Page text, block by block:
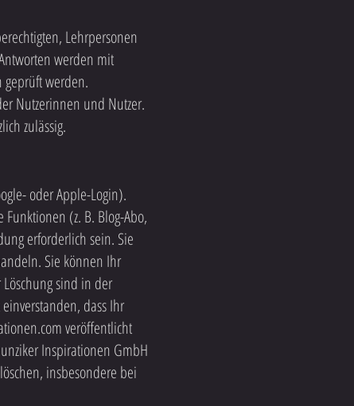
Lehrpersonen
werden mit
geprüft werden.
Nutzerinnen und Nutzer.
zulässig.
oder Apple-Login).
(z. B. Blog-Abo,
erforderlich sein. Sie
Sie können Ihr
sind in der
dass Ihr
veröffentlicht
Inspirationen GmbH
insbesondere bei